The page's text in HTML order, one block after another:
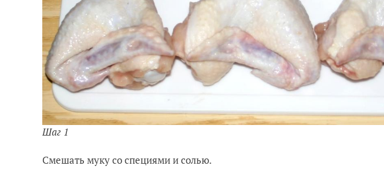
Шаг 1
Смешать муку со специями и солью.